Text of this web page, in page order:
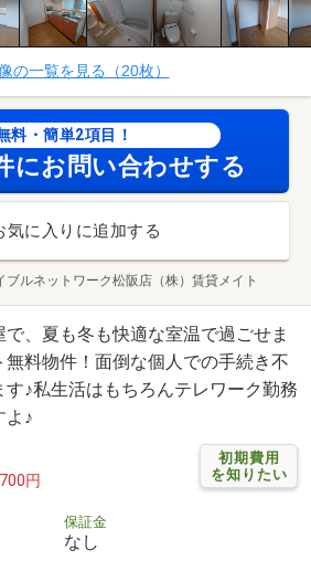
の一覧を見る（20枚）
料・簡単2項目！
にお問い合わせする
気に入りに追加する
ブルネットワーク松阪店（株）賃貸メイト
、夏も冬も快適な室温で過ごせま
料物件！面倒な個人での手続き不
♪私生活はもちろんテレワーク勤務
よ♪
初期費用
を知りたい
円
保証金
なし